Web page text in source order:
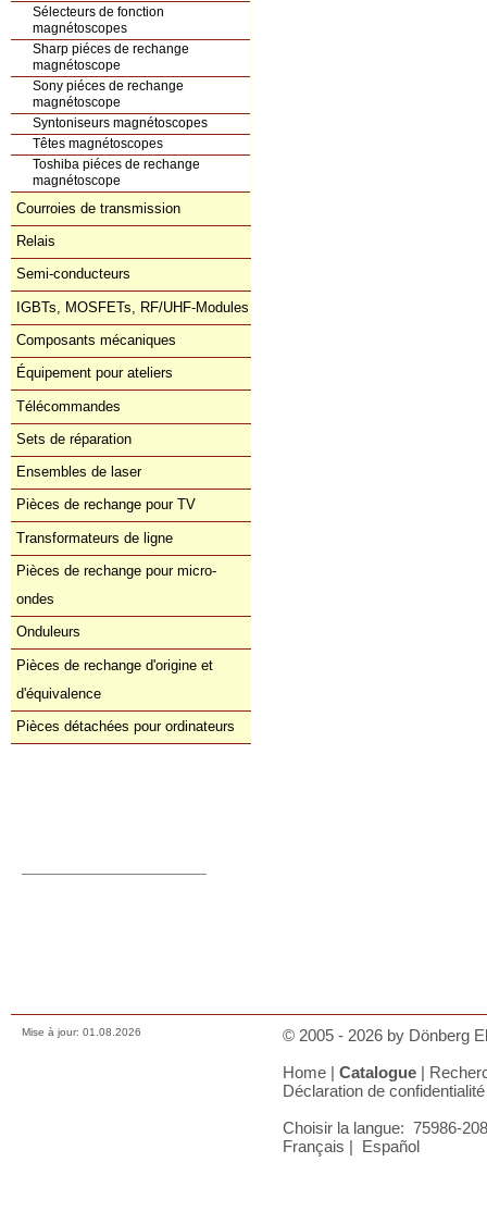
Sélecteurs de fonction
magnétoscopes
Sharp piéces de rechange
magnétoscope
Sony piéces de rechange
magnétoscope
Syntoniseurs magnétoscopes
Têtes magnétoscopes
Toshiba piéces de rechange
magnétoscope
Courroies de transmission
Relais
Semi-conducteurs
IGBTs, MOSFETs, RF/UHF-Modules
Composants mécaniques
Équipement pour ateliers
Télécommandes
Sets de réparation
Ensembles de laser
Pièces de rechange pour TV
Transformateurs de ligne
Pièces de rechange pour micro-
ondes
Onduleurs
Pièces de rechange d'origine et
d'équivalence
Pièces détachées pour ordinateurs
Mise à jour: 01.08.2026
© 2005 - 2026 by Dönberg
Home | Catalogue |
Déclaration de confidentialité
Choisir la langue: 75986-
Français | Español